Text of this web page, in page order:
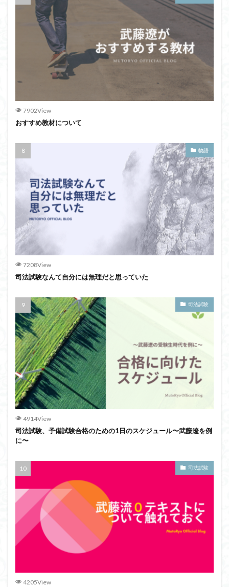
7902View
おすすめ教材について
物語
7208View
司法試験なんて自分には無理だと思っていた
司法試験
4914View
司法試験、予備試験合格のための1日のスケジュール〜武藤遼を例
に〜
司法試験
4205View